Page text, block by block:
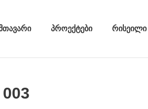
პროექტები რისეილი